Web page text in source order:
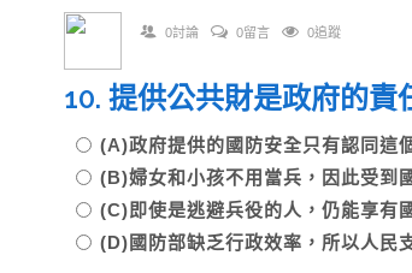
0討論 0留言 0追蹤
10. 提供公共財是政府的責
(A)政府提供的國防安全只有認同這
(B)婦女和小孩不用當兵，因此受到
(C)即使是逃避兵役的人，仍能享有
(D)國防部缺乏行政效率，所以人民